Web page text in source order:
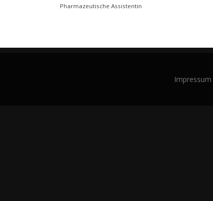
Pharmazeutische Assistentin
Impressum